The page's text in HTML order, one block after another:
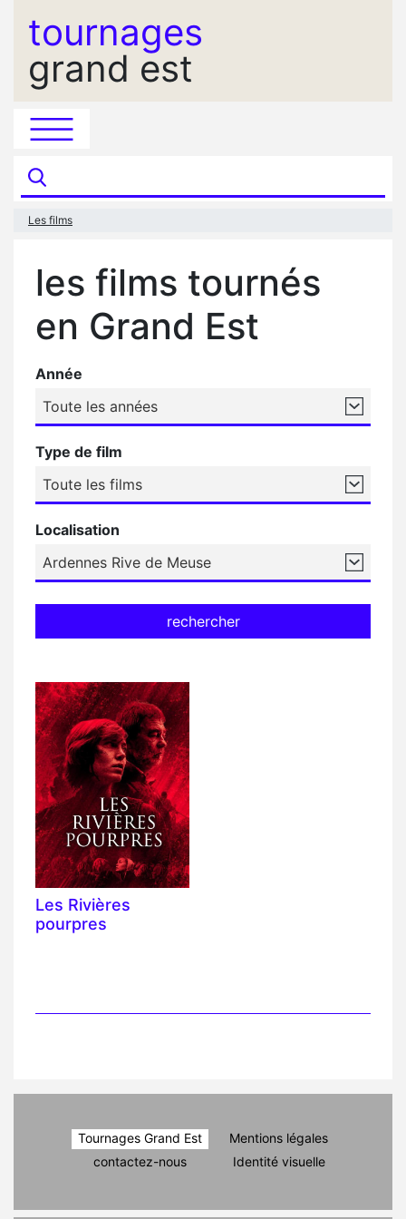
tournages
grand est
Les films
les films tournés
en Grand Est
Année
Type de film
Localisation
rechercher
Les Rivières
pourpres
Tournages Grand Est
contactez-nous
Mentions légales
Identité visuelle